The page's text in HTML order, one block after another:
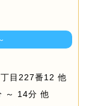
目227番12 他
～ 14分 他